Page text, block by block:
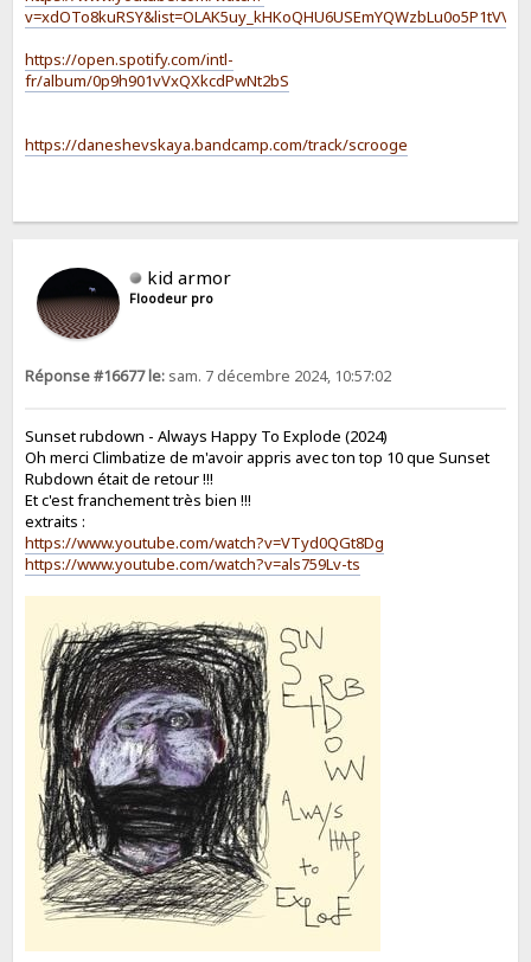
https://open.spotify.com/intl-
fr/album/0p9h901vVxQXkcdPwNt2bS
https://daneshevskaya.bandcamp.com/track/scrooge
kid armor
Floodeur pro
Réponse #16677 le: sam. 7 décembre 2024, 10:57:02
Sunset rubdown - Always Happy To Explode (2024)
Oh merci Climbatize de m'avoir appris avec ton top 10 que Sunset
Rubdown était de retour !!!
Et c'est franchement très bien !!!
extraits :
https://www.youtube.com/watch?v=VTyd0QGt8Dg
https://www.youtube.com/watch?v=als759Lv-ts